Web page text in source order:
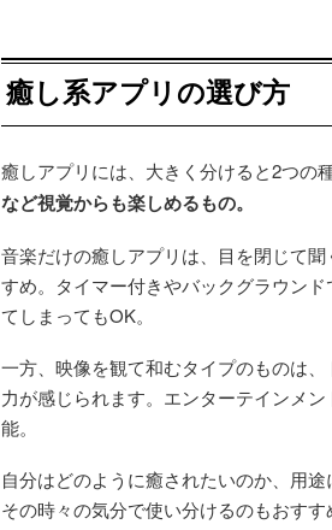
癒し系アプリの選び方
癒しアプリには、大きく分けると2つの
など視覚からも楽しめるもの。
音楽だけの癒しアプリは、目を閉じて
すめ。タイマー付きやバックグラウン
てしまってもOK。
一方、映像を観て和むタイプのものは
力が感じられます。エンターテインメ
能。
自分はどのように癒されたいのか、用
その時々の気分で使い分けるのもおすす